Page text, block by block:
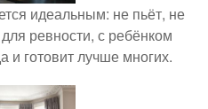
идеальным: не пьёт, не
ревности, с ребёнком
и готовит лучше многих.